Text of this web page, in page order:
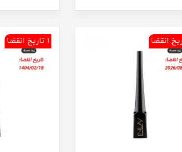
1 تاریخ انقضا